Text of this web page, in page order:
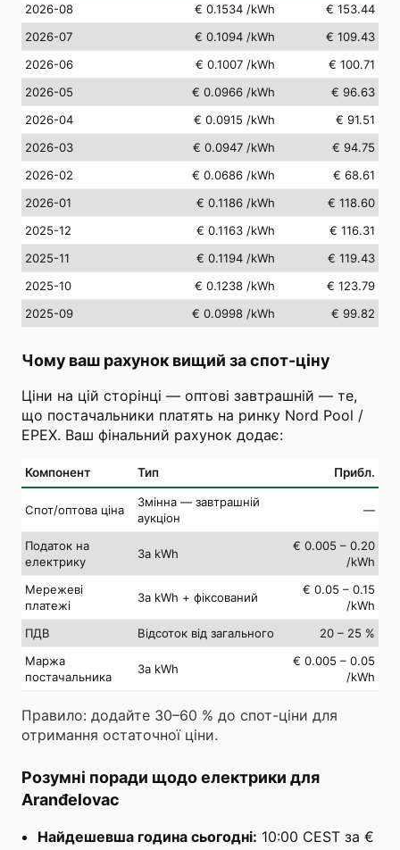
2026-08 € 0.1534 /kWh
€ 153.44
2026-07
€ 0.1094 /kWh
€ 109.43
2026-06
€ 0.1007 /kWh
€ 100.71
2026-05
€ 0.0966 /kWh
€ 96.63
2026-04
€ 0.0915 /kWh
€ 91.51
2026-03
€ 0.0947 /kWh
€ 94.75
2026-02
€ 0.0686 /kWh
€ 68.61
2026-01
€ 0.1186 /kWh
€ 118.60
2025-12
€ 0.1163 /kWh
€ 116.31
2025-11
€ 0.1194 /kWh
€ 119.43
2025-10
€ 0.1238 /kWh
€ 123.79
2025-09
€ 0.0998 /kWh € 99.82
Чому ваш рахунок вищий за спот-ціну
Ціни на цій сторінці — оптові завтрашній — те,
що постачальники платять на ринку Nord Pool /
EPEX. Ваш фінальний рахунок додає:
Компонент Тип Прибл.
Спот/оптова ціна
Змінна — завтрашній
аукціон
—
Податок на
електрику
За kWh
€ 0.005 – 0.20
/kWh
Мережеві
платежі
За kWh + фіксований
€ 0.05 – 0.15
/kWh
ПДВ
Відсоток від загального
20 – 25 %
Маржа
постачальника
За kWh
€ 0.005 – 0.05
/kWh
Правило: додайте 30–60 % до спот-ціни для
отримання остаточної ціни.
Розумні поради щодо електрики для
Aranđelovac
Найдешевша година сьогодні: 10:00 CEST за €